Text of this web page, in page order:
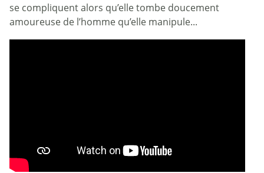
se compliquent alors qu’elle tombe doucement
amoureuse de l’homme qu’elle manipule...